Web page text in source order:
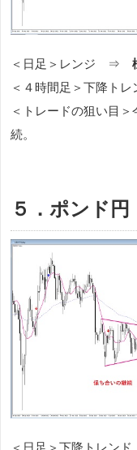
＜日足＞レンジ ⇒
＜４時間足＞下降トレ
＜トレードの狙い目
続。
５．ポンド円